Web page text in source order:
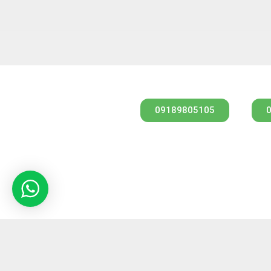
09189805105
کارشناس فروش